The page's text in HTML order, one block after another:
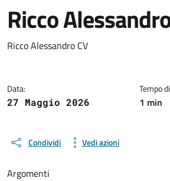
Ricco
Dettagli del
Ricco Alessandro CV
Data:
27 Maggio 2026
Tempo
1 min
Condividi Vedi azioni
Argomenti